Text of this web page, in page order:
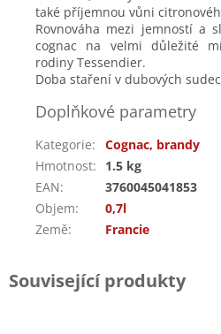
také příjemnou vůni
Rovnováha mezi jemností a
cognac na velmi důležité
rodiny Tessendier.
Doba staření v dubových
Doplňkové parametry
Kategorie:
Cognac, brandy
Hmotnost:
1.5 kg
EAN:
3760045041853
Objem:
0,7l
Země: Francie
Související produkty